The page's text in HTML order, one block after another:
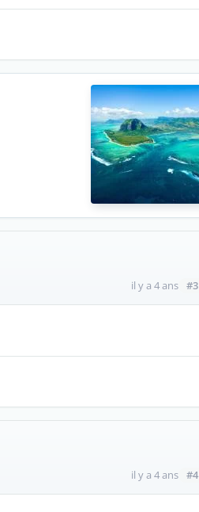
il y a 4 ans #3
il y a 4 ans #4